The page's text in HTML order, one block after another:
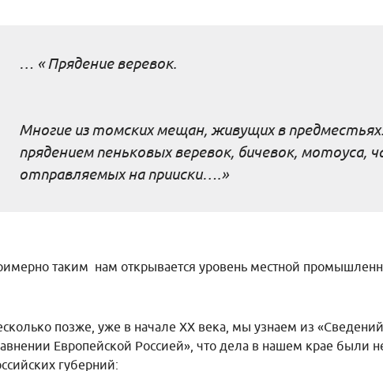
… « Прядение веревок.
Многие из томских мещан, живущих в
прядением пеньковых веревок, бичевок, мотоуса,
отправляемых на прииски….»
таким нам открывается уровень местной
позже, уже в начале ХХ века, мы узнаем из
Европейской Россией», что дела в нашем крае были
губерний: